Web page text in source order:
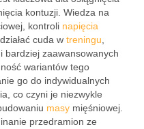
kontuzji. Wiedza na
kontroli napięcia
cuda w treningu
bardziej zaawansowanych
wariantów tego
go do indywidualnych
co czyni je niezwykle
masy mięśniowej.
przedramion ze